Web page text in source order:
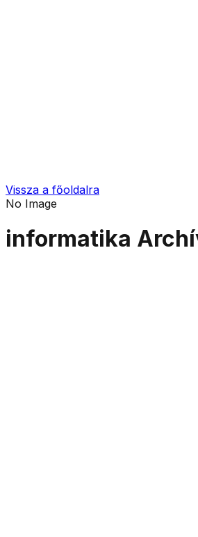
Vissza a főoldalra
No Image
informatika